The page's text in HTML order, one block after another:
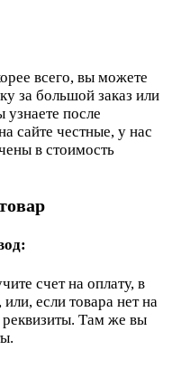
всего, вы можете
за большой заказ или
узнаете после
сайте честные, у нас
в стоимость
счет на оплату, в
если товара нет на
реквизиты. Там же вы